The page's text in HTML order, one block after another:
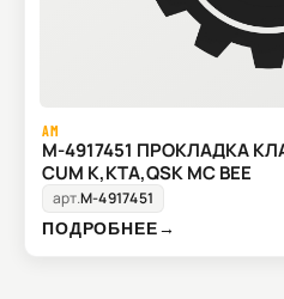
AM
M-4917451 ПРОКЛАДКА
CUM K,KTA,QSK MC BEE
арт.M-4917451
ПОДРОБНЕЕ→